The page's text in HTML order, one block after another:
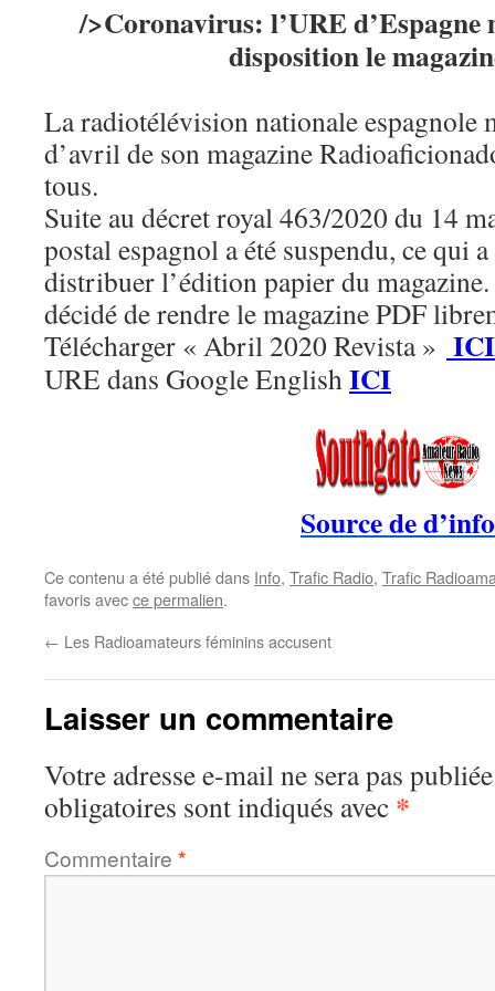
/>Coronavirus: l’URE
disposition le
La radiotélévision nationale espagnole
d’avril de son magazine
tous.
Suite au décret royal 463/2020 du 14
postal espagnol a été suspendu, ce qui
distribuer l’édition papier du
décidé de rendre le magazine PDF
Télécharger « Abril 2020 Revista » ICI
URE dans Google EnglishICI
Source de d’info
Ce contenu a été publié dans Info, Trafic Radio, Trafic
favoris avecce permalien.
← Les Radioamateurs féminins accusent
Laisser un commentaire
Votre adresse e-mail ne sera pas
obligatoires sont indiqués avec *
Commentaire *